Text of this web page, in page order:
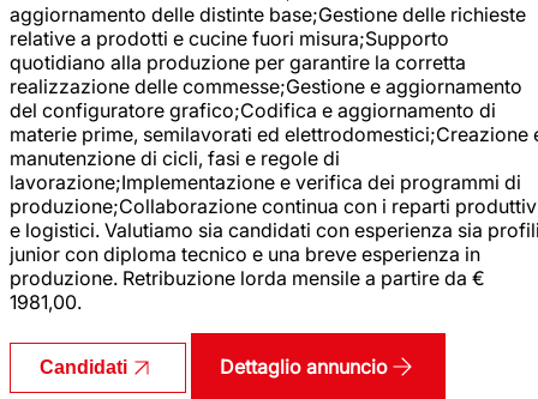
aggiornamento delle distinte base;Gestione delle richieste
relative a prodotti e cucine fuori misura;Supporto
quotidiano alla produzione per garantire la corretta
realizzazione delle commesse;Gestione e aggiornamento
del configuratore grafico;Codifica e aggiornamento di
materie prime, semilavorati ed elettrodomestici;Creazione
manutenzione di cicli, fasi e regole di
lavorazione;Implementazione e verifica dei programmi di
produzione;Collaborazione continua con i reparti
e logistici. Valutiamo sia candidati con esperienza sia
junior con diploma tecnico e una breve esperienza in
produzione. Retribuzione lorda mensile a partire da €
1981,00.
Candidati Dettaglio annuncio